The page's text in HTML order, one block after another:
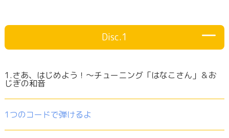
Disc.1
1.さあ、はじめよう！～チューニング「はなこさん」＆お
じぎの和音
1つのコードで弾けるよ